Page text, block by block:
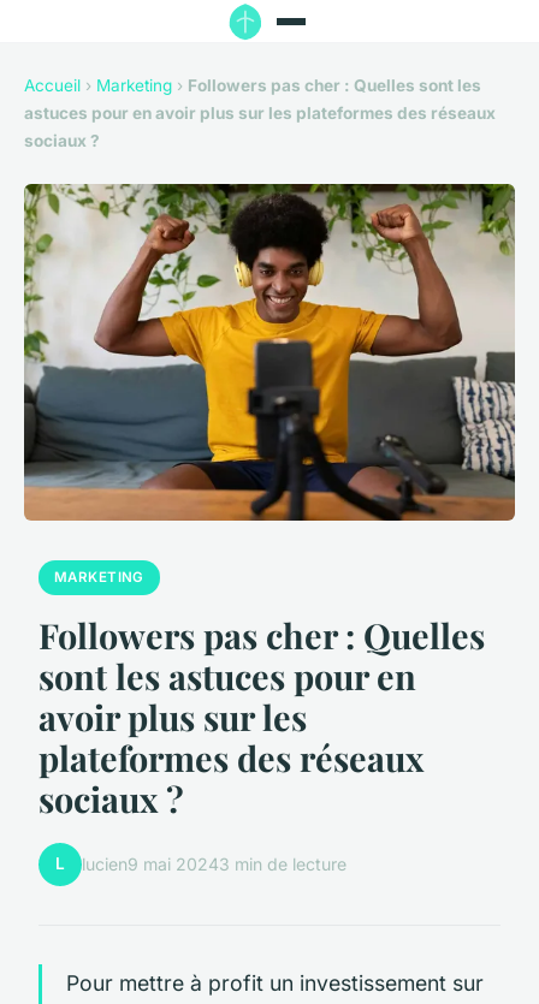
Accueil › Marketing › Followers pas cher : Quelles sont les
astuces pour en avoir plus sur les plateformes des réseaux
sociaux ?
MARKETING
Followers pas cher : Quelles
sont les astuces pour en
avoir plus sur les
plateformes des réseaux
sociaux ?
L lucien9 mai 20243 min de lecture
Pour mettre à profit un investissement sur